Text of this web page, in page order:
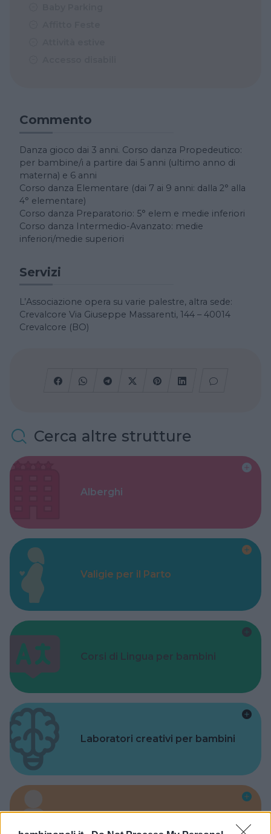
Commento
Danza gioco dai 3 anni. Corso danza Propedeutico:
per bambine/i a partire dai 5 anni (ultimo anno di
materna) e 6 anni
Corso danza Elementare (dai 7 ai 9 anni: dalla 2° alla
4° elementare)
Corso danza Preparatorio: 5° elem e medie inferiori
Corso danza Intermedio-Avanzato: medie
inferiori/medie superiori
Servizi
L’Associazione opera su varie palestre, altra sede:
Crevalcore Via Giuseppe Massarenti, 144 – 40014
Crevalcore (BO)
Cerca altre strutture
Alberghi
Valigie per il Parto
Corsi di Lingua per bambini
Laboratori creativi per bambini